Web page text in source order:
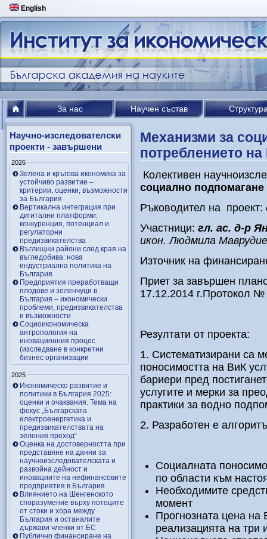
English
За нас Научен състав
Научно-изследователски
проекти - завършени
2026
Зелена и кръгова икономика за
устойчиво развитие –
критерии, оценки, възможности
за България
Вертикална интеграция при
дигитални платформи:
конкуренция, потенциал и
регулаторни
предизвикателства
Въглищни райони след края на
въгледобива: нова
индустриална политика на
България
Предприятия преработващи
плодове и зеленчуци в
България – икономически
проблеми, предизвикателства
и възможности
Социоикономическа
антропология на
иновационния процес
(изследване в конкретни
бизнес организации
2025
Икономическо развитие и
политики в България 2025:
оценки и очаквания. Тема на
фокус „Българската
електроенергетика и
предизвикателствата на
зеления преход“
Оценка на достоверността при
представяне на данни за
научноизследователската и
развойна дейност и
иновациите на нефинансовите
предприятия в България
Влиянието на Шенгенското
споразумение върху потоците
от стоки и хора между
България и останалите
държави членки от ЕС
Публично финансиране на
Механизми за
потреблението
Колективен
социално
Ръководител на проект:
Участници: гл. ас. д-р
икон. Людмила
Източник на
Приет за завършен
17.12.2014 г.Протокол №
Резултати от проекта:
1. Систематизирани са
поносимостта на ВиК
бариери пред
услугите и мерки за
практики за водно
2. Разработен е
Социалната
по области към
Необходимите
момент
Прогнозната цена на
реализацията на три